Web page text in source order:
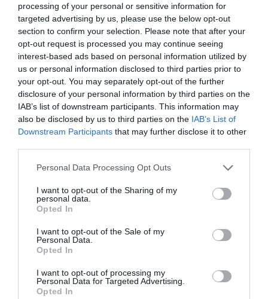
processing of your personal or sensitive information for
targeted advertising by us, please use the below opt-out
section to confirm your selection. Please note that after your
opt-out request is processed you may continue seeing
interest-based ads based on personal information utilized by
us or personal information disclosed to third parties prior to
your opt-out. You may separately opt-out of the further
disclosure of your personal information by third parties on the
IAB’s list of downstream participants. This information may
also be disclosed by us to third parties on the IAB’s List of
Downstream Participants that may further disclose it to other
Personal Data Processing Opt Outs
I want to opt-out of the Sharing of my
personal data.
Opted In
I want to opt-out of the Sale of my
Personal Data.
Opted In
I want to opt-out of processing my
Personal Data for Targeted Advertising.
Opted In
interés que los medicamentos biológicos y
farmacéutico, dado que a buen seguro
marcará su futuro, pues afecta a todos los
agentes que lo integran.
«En los próximos años la
investigación se dirigirá hacia lo que
todos ansiamos: la curación de
enfermedades para las cuales
todavía no hay remedios eficaces»
Entrevistas Redacción 12/04/2016
Los medicamentos del futuro:
¿farmacia-ficción?
Noticias y novedades
Redacción
farmacéutico durante los últimos años, el
avance de la tecnología, las investigaciones
aproximado de ciencia-ficción –o farmacia-
ficción, según se mire– sobre el panorama